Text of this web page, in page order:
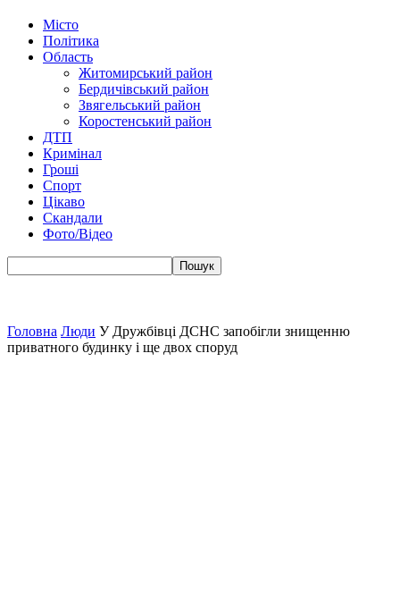
Місто
Політика
Область
Житомирський район
Бердичівський район
Звягельський район
Коростенський район
ДТП
Кримінал
Гроші
Спорт
Цікаво
Скандали
Фото/Відео
Головна Люди У Дружбівці ДСНС запобігли знищенню
приватного будинку і ще двох споруд